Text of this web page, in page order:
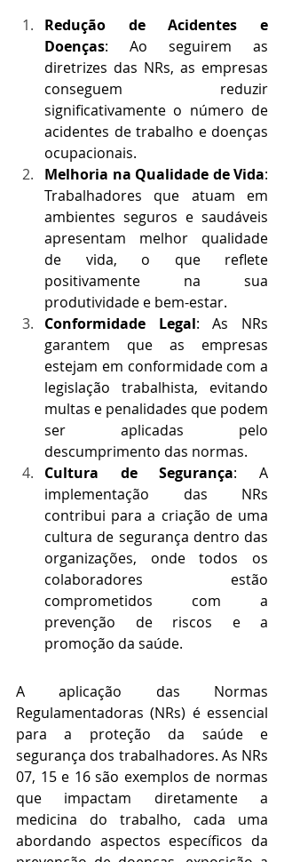
Redução de Acidentes e
Doenças: Ao seguirem as
diretrizes das NRs, as empresas
conseguem reduzir
significativamente o número de
acidentes de trabalho e doenças
ocupacionais.
Melhoria na Qualidade de Vida:
Trabalhadores que atuam em
ambientes seguros e saudáveis
apresentam melhor qualidade
de vida, o que reflete
positivamente na sua
produtividade e bem-estar.
Conformidade Legal: As NRs
garantem que as empresas
estejam em conformidade com a
legislação trabalhista, evitando
multas e penalidades que podem
ser aplicadas pelo
descumprimento das normas.
Cultura de Segurança: A
implementação das NRs
contribui para a criação de uma
cultura de segurança dentro das
organizações, onde todos os
colaboradores estão
comprometidos com a
prevenção de riscos e a
promoção da saúde.
A aplicação das Normas
Regulamentadoras (NRs) é essencial
para a proteção da saúde e
segurança dos trabalhadores. As NRs
07, 15 e 16 são exemplos de normas
que impactam diretamente a
medicina do trabalho, cada uma
abordando aspectos específicos da